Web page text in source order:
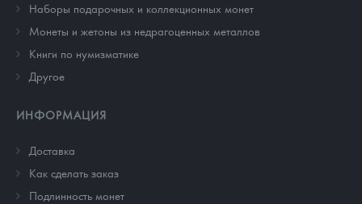
Наборы подарочных и коллекционных монет
Монеты и жетоны из недрагоценных металлов
Книги по нумизматике
Другое
ИНФОРМАЦИЯ
Доставка
Как сделать заказ
Подлинность монет